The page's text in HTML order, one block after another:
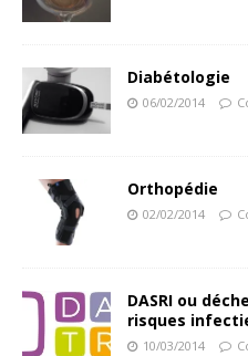
Diabétologie
06/02/2014
Orthopédie
02/02/2014
DASRI ou
risques
10/03/2014